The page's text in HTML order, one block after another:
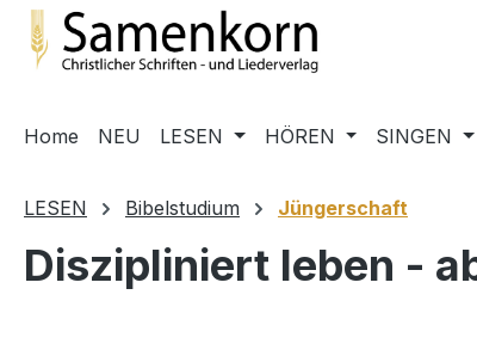
Hauptinhalt springen
Zur Suche springen
Zur Hauptnavigation springen
Home NEU LESEN HÖREN SINGEN
LESEN Bibelstudium Jüngerschaft
Diszipliniert leben -